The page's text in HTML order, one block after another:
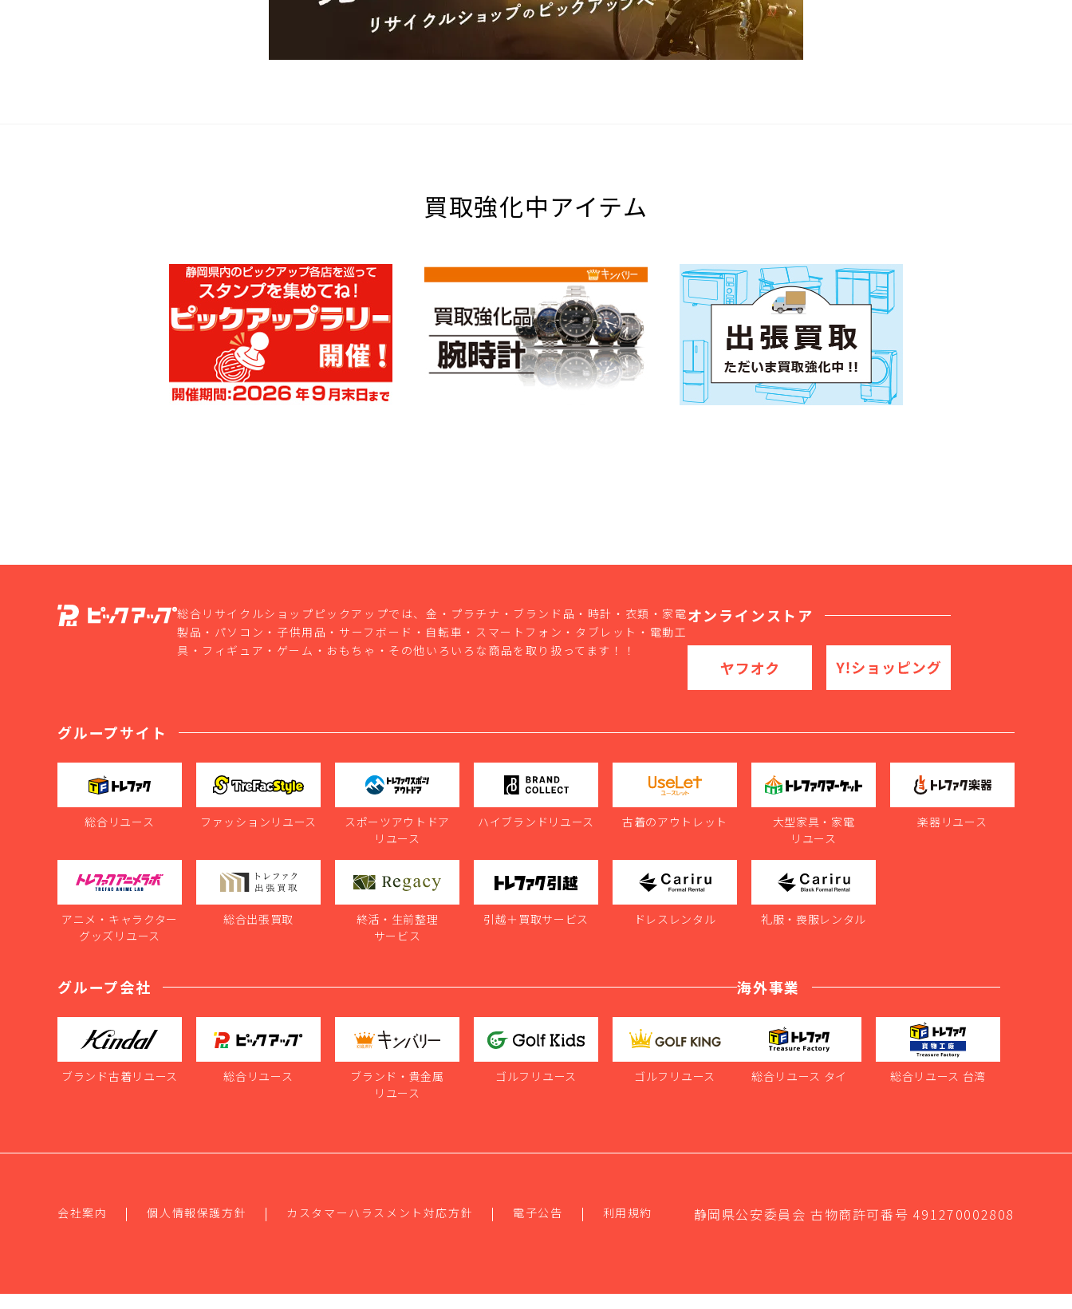
買取強化中アイテム
総合リサイクルショップピックアップでは、金・プラチナ・ブランド品・時計・衣類・家電
製品・パソコン・子供用品・サーフボード・自転車・スマートフォン・タブレット・電動工
具・フィギュア・ゲーム・おもちゃ・その他いろいろな商品を取り扱ってます！！
オンラインストア
グループサイト
総合リユース ファッションリユース
スポーツアウトドア
リユース
ハイブランドリユース 古着のアウトレット
大型家具・家電
リユース
楽器リユース
アニメ・キャラクター
グッズリユース
総合出張買取
終活・生前整理
サービス
引越＋買取サービス ドレスレンタル 礼服・喪服レンタル
グループ会社
ブランド古着リユース 総合リユース
ブランド・貴金属
リユース
ゴルフリユース ゴルフリユース
海外事業
総合リユース タイ 総合リユース 台湾
会社案内 個人情報保護方針 カスタマーハラスメント対応方針 電子公告 利用規約 静岡県公安委員会 古物商許可番号 491270002808